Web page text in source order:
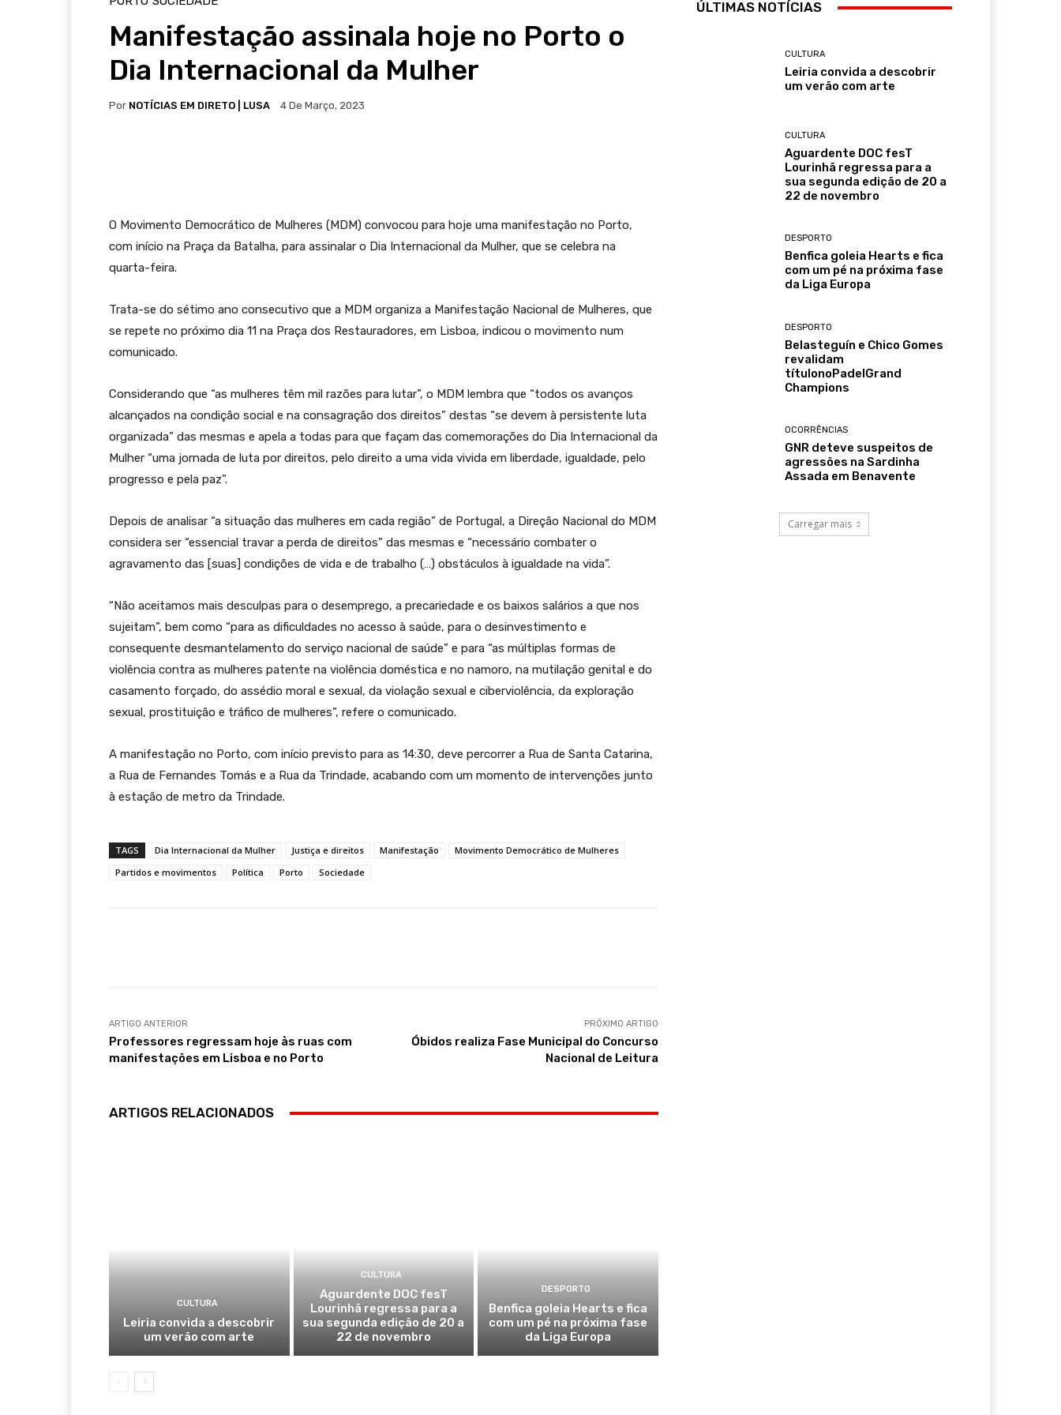
Manifestação assinala hoje no Porto o
Dia Internacional da Mulher
Por NOTÍCIAS EM DIRETO | LUSA 4 De Março, 2023
O Movimento Democrático de Mulheres (MDM) convocou para hoje uma manifestação no Porto,
com início na Praça da Batalha, para assinalar o Dia Internacional da Mulher, que se celebra na
quarta-feira.
Trata-se do sétimo ano consecutivo que a MDM organiza a Manifestação Nacional de Mulheres, que
se repete no próximo dia 11 na Praça dos Restauradores, em Lisboa, indicou o movimento num
comunicado.
Considerando que “as mulheres têm mil razões para lutar”, o MDM lembra que “todos os avanços
alcançados na condição social e na consagração dos direitos” destas “se devem à persistente luta
organizada” das mesmas e apela a todas para que façam das comemorações do Dia Internacional da
Mulher “uma jornada de luta por direitos, pelo direito a uma vida vivida em liberdade, igualdade, pelo
progresso e pela paz”.
Depois de analisar “a situação das mulheres em cada região” de Portugal, a Direção Nacional do MDM
considera ser “essencial travar a perda de direitos” das mesmas e “necessário combater o
agravamento das [suas] condições de vida e de trabalho (…) obstáculos à igualdade na vida”.
“Não aceitamos mais desculpas para o desemprego, a precariedade e os baixos salários a que nos
sujeitam”, bem como “para as dificuldades no acesso à saúde, para o desinvestimento e
consequente desmantelamento do serviço nacional de saúde” e para “as múltiplas formas de
violência contra as mulheres patente na violência doméstica e no namoro, na mutilação genital e do
casamento forçado, do assédio moral e sexual, da violação sexual e ciberviolência, da exploração
sexual, prostituição e tráfico de mulheres”, refere o comunicado.
A manifestação no Porto, com início previsto para as 14:30, deve percorrer a Rua de Santa Catarina,
a Rua de Fernandes Tomás e a Rua da Trindade, acabando com um momento de intervenções junto
à estação de metro da Trindade.
TAGS Dia Internacional da Mulher Justiça e direitos Manifestação
Movimento Democrático de Mulheres
Partidos e movimentos
Política Porto Sociedade
ARTIGO ANTERIOR
Professores regressam hoje às ruas com
manifestações em Lisboa e no Porto
PRÓXIMO ARTIGO
Óbidos realiza Fase Municipal do Concurso
Nacional de Leitura
ARTIGOS RELACIONADOS
CULTURA
Leiria convida a descobrir
um verão com arte
CULTURA
Aguardente DOC fesT
Lourinhã regressa para a
sua segunda edição de 20 a
22 de novembro
DESPORTO
Benfica goleia Hearts e fica
com um pé na próxima fase
da Liga Europa
ÚLTIMAS NOTÍCIAS
CULTURA
Leiria convida a descobrir
um verão com arte
CULTURA
Aguardente DOC fesT
Lourinhã regressa para a
sua segunda edição de 20 a
22 de novembro
DESPORTO
Benfica goleia Hearts e fica
com um pé na próxima fase
da Liga Europa
DESPORTO
Belasteguín e Chico Gomes
revalidam
títulonoPadelGrand
Champions
OCORRÊNCIAS
GNR deteve suspeitos de
agressões na Sardinha
Assada em Benavente
Carregar mais